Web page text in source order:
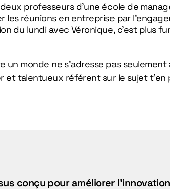
professeurs d’une école de
les réunions en entreprise par
du lundi avec Véronique, c’est plus
un monde ne s’adresse pas
et talentueux référent sur le sujet t’en
conçu pour améliorer